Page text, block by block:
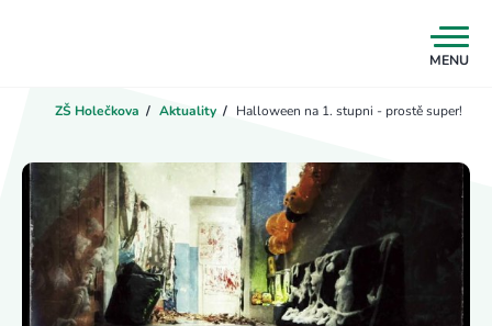
MENU
ZŠ Holečkova / Aktuality / Halloween na 1. stupni - prostě super!